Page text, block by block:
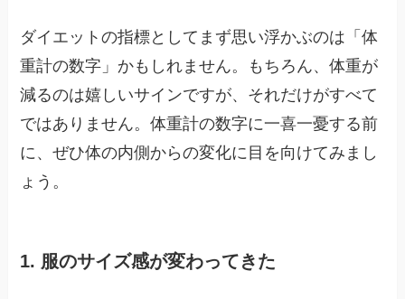
ダイエットの指標としてまず思い浮かぶのは「体
重計の数字」かもしれません。もちろん、体重が
減るのは嬉しいサインですが、それだけがすべて
ではありません。体重計の数字に一喜一憂する前
に、ぜひ体の内側からの変化に目を向けてみまし
ょう。
1. 服のサイズ感が変わってきた